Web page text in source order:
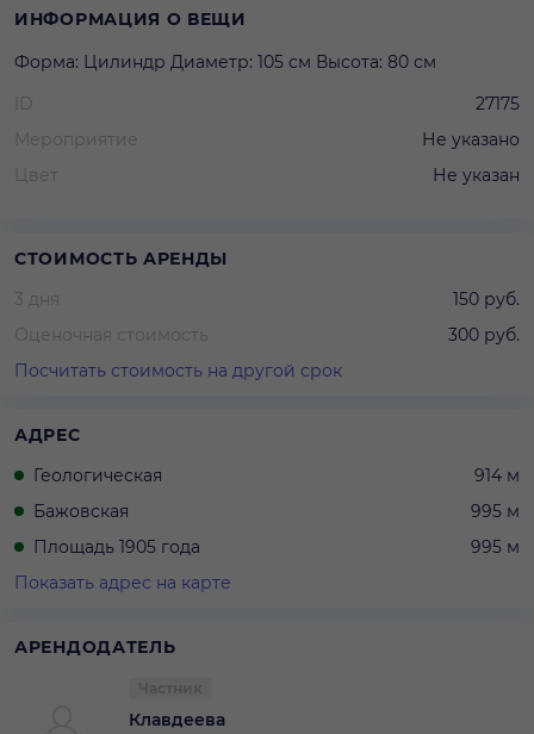
ИНФОРМАЦИЯ О ВЕЩИ
Форма: Цилиндр Диаметр: 105 см Высота: 80 см
ID
27175
Мероприятие
Не указано
Цвет
Не указан
СТОИМОСТЬ АРЕНДЫ
3 дня
150 руб.
Оценочная стоимость
300 руб.
Посчитать стоимость на другой срок
АДРЕС
Геологическая
914 м
Бажовская
995 м
Площадь 1905 года
995 м
Показать адрес на карте
АРЕНДОДАТЕЛЬ
Клавдеева